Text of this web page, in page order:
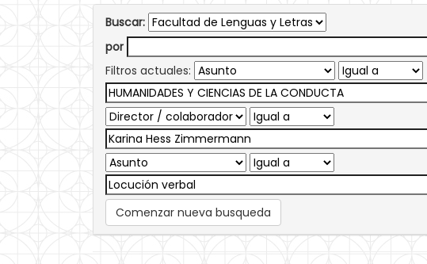
Buscar:
por
Filtros actuales:
Comenzar nueva busqueda